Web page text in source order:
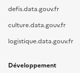
defis.data.gouv.fr
culture.data.gouv.fr
logistique.data.gouv.fr
Développement